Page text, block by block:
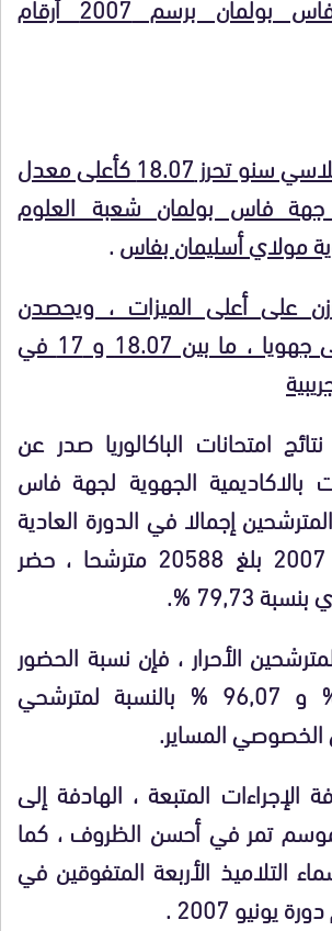
التلميذة كنزة اسلاسي سنو تحرز 18.07 كأعلى معدل
جهة فاس بولمان شعبة العلوم
مولاي أسليمان بفاس.
على أعلى الميزات ، ويحصدن
المعدلات الأولى جهويا ، ما بين 18.07 و 17 في
امتحانات الباكالوريا صدر عن
بالاكاديمية الجهوية لجهة فاس
إجمالا في الدورة العادية
للباكالوريا برسم 2007 بلغ 20588 مترشحا ، حضر
%
.
الأحرار ، فإن نسبة الحضور
و 96,07 % بالنسبة لمترشحي
الخصوصي المساير.
الإجراءات المتبعة ، الهادفة إلى
تمر في أحسن الظروف ، كما
التلاميذ الأربعة المتفوقين في
2007 .